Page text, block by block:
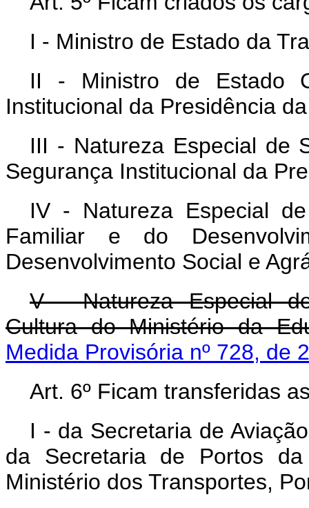
I - Ministro de Estado da
II - Ministro de Estado
Institucional da Presidência
III - Natureza Especial de
Segurança Institucional da
IV - Natureza Especial
Familiar e do
Desenvolvimento Social e
V - Natureza Especial
Cultura do Ministério da
Medida Provisória nº 728, de
Art. 6º Ficam transferidas
I - da Secretaria de
da Secretaria de Portos
Ministério dos Transportes,